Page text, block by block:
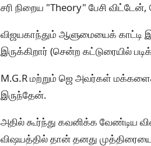
சரி நிறைய "Theory" பேசி விட்டேன்,
விஜயகாந்தும் ஆளுமையைக் காட்டி
இருக்கிறார் (சென்ற கட்டுரையில்
M.G.R மற்றும் ஜெ அவர்கள்
இருந்தேன்.
அதில் கூர்ந்து கவனிக்க வேண்டிய
விஷயத்தில் தான் தனது